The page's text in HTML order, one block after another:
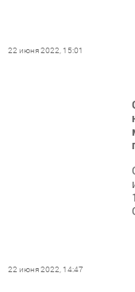
22 июня 2022, 15:01
22 июня 2022, 14:47